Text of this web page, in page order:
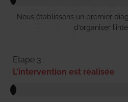
Nous établissons un premier
d’organiser
Etape 3 :
L'intervention est réalisée